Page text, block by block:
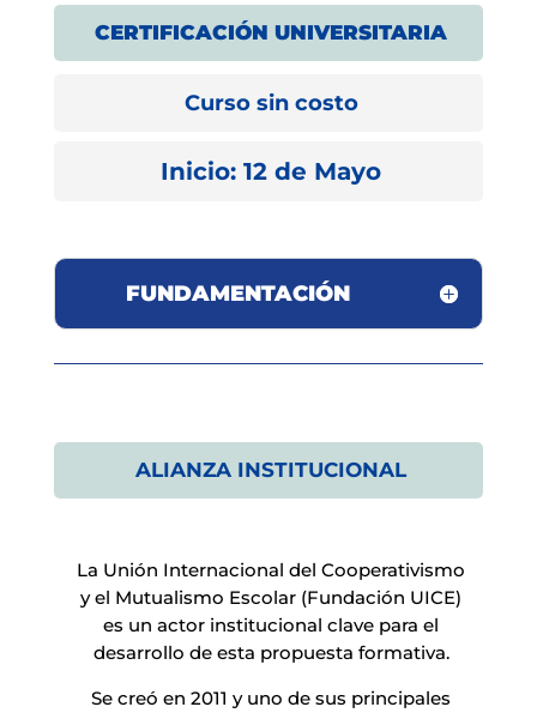
CERTIFICACIÓN UNIVERSITARIA
Curso sin costo
Inicio: 12 de Mayo
FUNDAMENTACIÓN
ALIANZA INSTITUCIONAL
La Unión Internacional del Cooperativismo
y el Mutualismo Escolar (Fundación UICE)
es un actor institucional clave para el
desarrollo de esta propuesta formativa.
Se creó en 2011 y uno de sus principales